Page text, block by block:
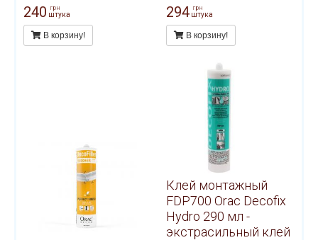
применения на пористых
поверхностях. Расход тюбика 12
метров погонных.
240 грн
штука
В корзину!
долговечное крепление
декоративных профилей на
стенах и/или потолках. Подходит
для проведения внутренних
пористых поверхностях. Расход
тюбика 12 метров погонных.
294 грн
штука
В корзину!
Клей монтажный
FDP700 Orac Decofix
Hydro 290 мл -
экстрасильный клей